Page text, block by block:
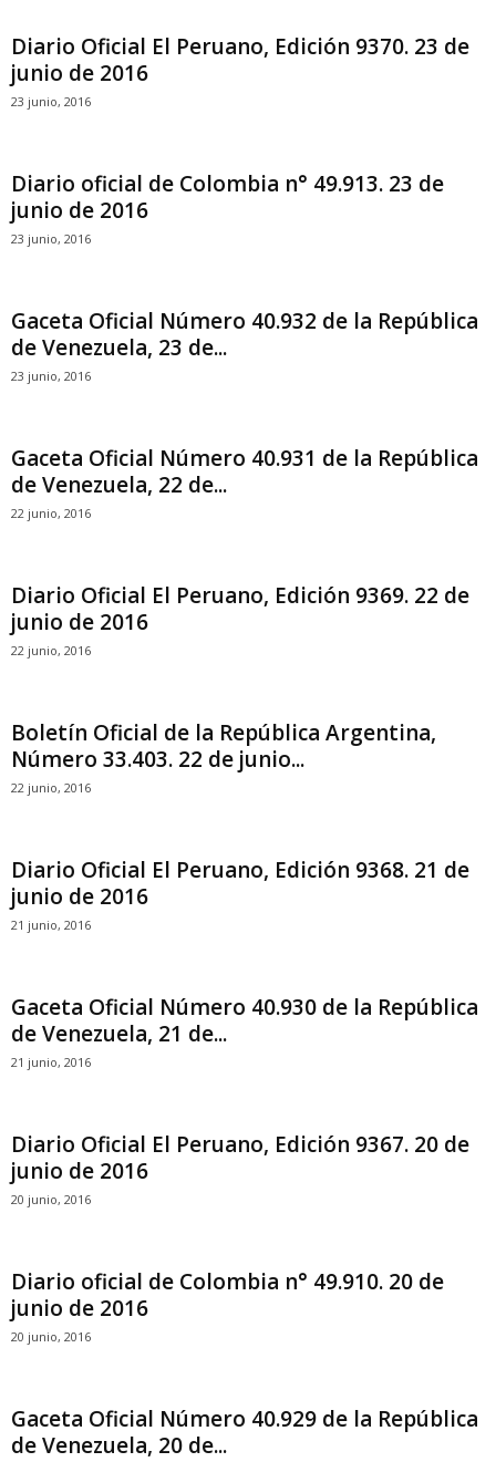
Diario Oficial El Peruano, Edición 9370. 23 de
junio de 2016
23 junio, 2016
Diario oficial de Colombia n° 49.913. 23 de
junio de 2016
23 junio, 2016
Gaceta Oficial Número 40.932 de la República
de Venezuela, 23 de...
23 junio, 2016
Gaceta Oficial Número 40.931 de la República
de Venezuela, 22 de...
22 junio, 2016
Diario Oficial El Peruano, Edición 9369. 22 de
junio de 2016
22 junio, 2016
Boletín Oficial de la República Argentina,
Número 33.403. 22 de junio...
22 junio, 2016
Diario Oficial El Peruano, Edición 9368. 21 de
junio de 2016
21 junio, 2016
Gaceta Oficial Número 40.930 de la República
de Venezuela, 21 de...
21 junio, 2016
Diario Oficial El Peruano, Edición 9367. 20 de
junio de 2016
20 junio, 2016
Diario oficial de Colombia n° 49.910. 20 de
junio de 2016
20 junio, 2016
Gaceta Oficial Número 40.929 de la República
de Venezuela, 20 de...